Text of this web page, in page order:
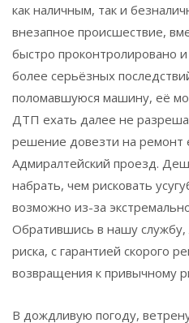
как наличным, так и
внезапное происшествие,
быстро проконтролировано
более серьёзных
поломавшуюся машину, её
ДТП ехать далее не
решение довезти на ремонт
Адмиралтейский проезд.
набрать, чем рисковать
возможно из-за
Обратившись в нашу службу,
риска, с гарантией скорого
возвращения к привычному
В дождливую погоду,